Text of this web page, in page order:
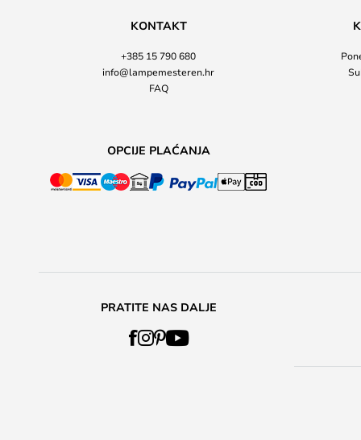
KONTAKT
+385 15 790 680
info@lampemesteren.hr
FAQ
OPCIJE PLAĆANJA
PRATITE NAS DALJE